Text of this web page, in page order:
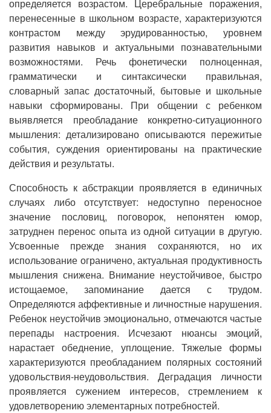
определяется возрастом. Церебральные поражения,
перенесенные в школьном возрасте, характеризуются
контрастом между эрудированностью, уровнем
развития навыков и актуальными познавательными
возможностями. Речь фонетически полноценная,
грамматически и синтаксически правильная,
словарный запас достаточный, бытовые и школьные
навыки сформированы. При общении с ребенком
выявляется преобладание конкретно-ситуационного
мышления: детализировано описываются пережитые
события, суждения ориентированы на практические
действия и результаты.
Способность к абстракции проявляется в единичных
случаях либо отсутствует: недоступно переносное
значение пословиц, поговорок, непонятен юмор,
затруднен перенос опыта из одной ситуации в другую.
Усвоенные прежде знания сохраняются, но их
использование ограничено, актуальная продуктивность
мышления снижена. Внимание неустойчивое, быстро
истощаемое, запоминание дается с трудом.
Определяются аффективные и личностные нарушения.
Ребенок неустойчив эмоционально, отмечаются частые
перепады настроения. Исчезают нюансы эмоций,
нарастает обеднение, уплощение. Тяжелые формы
характеризуются преобладанием полярных состояний
удовольствия-неудовольствия. Деградация личности
проявляется сужением интересов, стремлением к
удовлетворению элементарных потребностей.